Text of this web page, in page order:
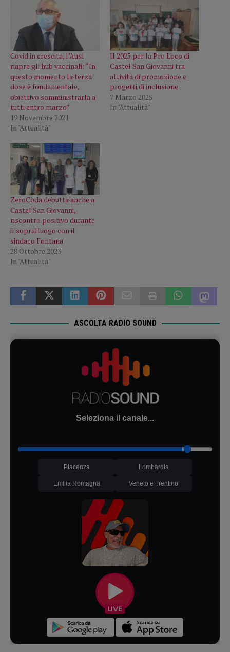
Covid in crescita, l’Ausl
riapre gli hub vaccinali: “In
questo momento la terza
dose è fondamentale,
obiettivo somministrarla a
tutti entro marzo”
19 Novembre 2021
In "Attualità"
Il 2025 per la Pro Loco di
Castel San Giovanni tra
attività di promozione e
progetti di inclusione
7 Marzo 2025
In "Attualità"
ZeroCoda debutta anche a
Castel San Giovanni,
riscontro positivo durante
il sopralluogo con il
sindaco Fontana
28 Ottobre 2023
In "Attualità"
ASCOLTA RADIO SOUND
Seleziona il canale...
Piacenza Lombardia
Emilia Romagna Veneto e Trentino